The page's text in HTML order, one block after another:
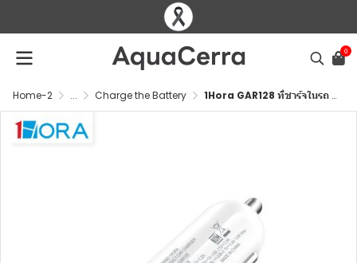
0
Home-2 ... Charge the Battery 1Hora GAR128 ที่ชาร์จในรถ | 12W | 2 ช่อง USB | ชาร์จเร็ว